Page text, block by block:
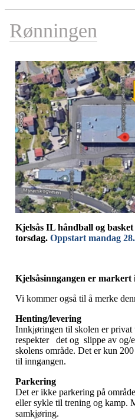
Rønningen
Kjelsås IL håndball og
torsdag. Oppstart mandag
Kjelsåsinngangen er markert
Vi kommer også til å merke
Henting/levering
Innkjøringen til skolen er
respekter det og slippe av og/
skolens område. Det er kun
til inngangen.
Parkering
Det er ikke parkering på
eller sykle til trening og kamp.
samkjøring.